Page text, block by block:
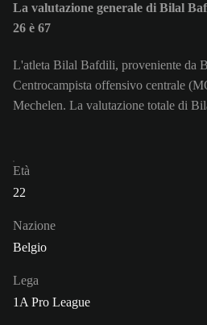
La valutazione generale di Bilal
26 è 67
L'atleta Bilal Bafdili, proveniente da
Centrocampista offensivo centrale
Mechelen. La valutazione totale di
Età
22
Nazione
Belgio
Lega
1A Pro League